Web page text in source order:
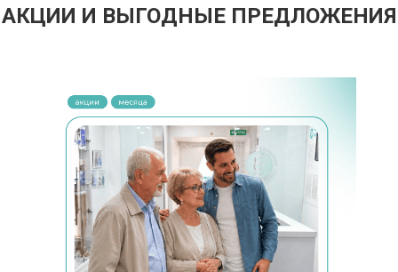
АКЦИИ И ВЫГОДНЫЕ ПРЕДЛОЖЕНИЯ